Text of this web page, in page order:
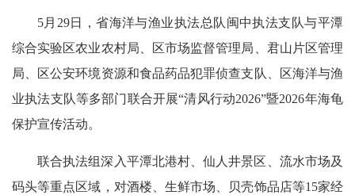
5月29日，省海洋与渔业执法总队闽中执法支队与平潭
综合实验区农业农村局、区市场监督管理局、君山片区管理
局、区公安环境资源和食品药品犯罪侦查支队、区海洋与渔
业执法支队等多部门联合开展“清风行动2026”暨2026年海龟
保护宣传活动。
联合执法组深入平潭北港村、仙人井景区、流水市场及
码头等重点区域，对酒楼、生鲜市场、贝壳饰品店等15家经